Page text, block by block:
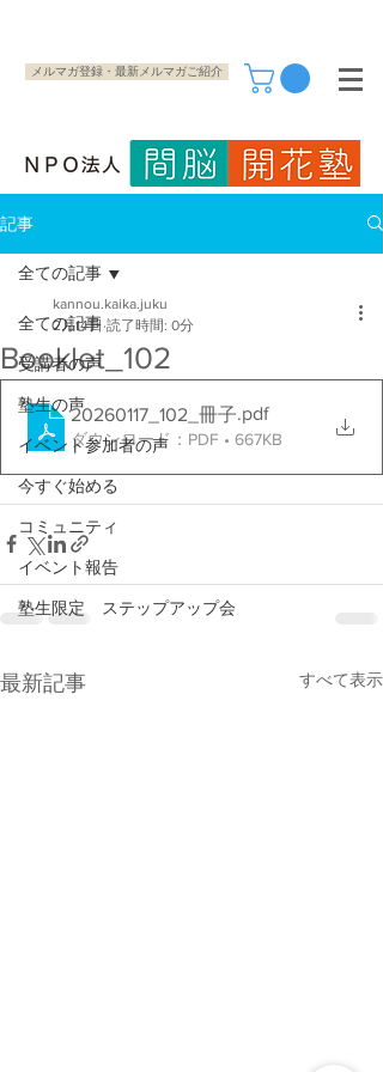
メルマガ登録・最新メルマガご紹介
記事
全ての記事
受講者の声
塾生の声
イベント参加者の声
今すぐ始める
コミュニティ
イベント報告
塾生限定 ステップアップ会
全ての記事
Booklet_102
kannou.kaika.juku
2月14日 読了時間: 0分
20260117_102_冊子.pdf
ダウンロード：PDF • 667KB
最新記事 すべて表示